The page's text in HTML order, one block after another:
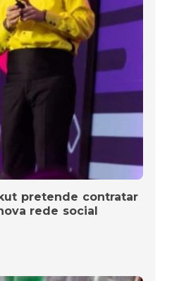
pretende contratar
rede social